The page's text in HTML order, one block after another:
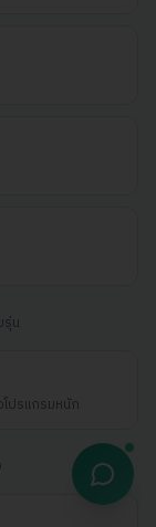
รุ่น
โปรแกรมหนัก